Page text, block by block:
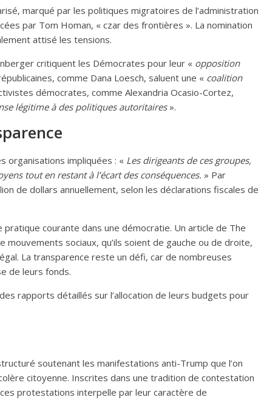
marqué par les politiques migratoires de l’administration
par Tom Homan, « czar des frontières ». La nomination
attisé les tensions.
critiquent les Démocrates pour leur « opposition
comme Dana Loesch, saluent une « coalition
démocrates, comme Alexandria Ocasio-Cortez,
légitime à des politiques autoritaires».
organisations impliquées : « Les dirigeants de ces groupes,
tout en restant à l’écart des conséquences. » Par
de dollars annuellement, selon les déclarations fiscales de
courante dans une démocratie. Un article de The
sociaux, qu’ils soient de gauche ou de droite,
La transparence reste un défi, car de nombreuses
de leurs fonds.
rapports détaillés sur l’allocation de leurs budgets pour
soutenant les manifestations anti-Trump que l’on
citoyenne. Inscrites dans une tradition de contestation
protestations interpelle par leur caractère de